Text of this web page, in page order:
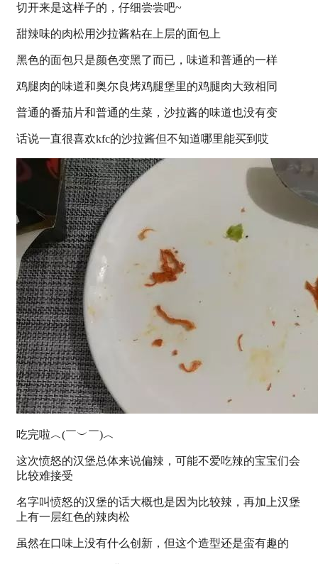
切开来是这样子的，仔细尝尝吧~
甜辣味的肉松用沙拉酱粘在上层的面包上
黑色的面包只是颜色变黑了而已，味道和普通的一样
鸡腿肉的味道和奥尔良烤鸡腿堡里的鸡腿肉大致相同
普通的番茄片和普通的生菜，沙拉酱的味道也没有变
话说一直很喜欢kfc的沙拉酱但不知道哪里能买到哎
吃完啦︿(￣︶￣)︿
这次愤怒的汉堡总体来说偏辣，可能不爱吃辣的宝宝们会
比较难接受
名字叫愤怒的汉堡的话大概也是因为比较辣，再加上汉堡
上有一层红色的辣肉松
虽然在口味上没有什么创新，但这个造型还是蛮有趣的